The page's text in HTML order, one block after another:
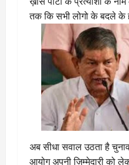
तक कि सभी लोगो के बदले के
अब सीधा सवाल उठता है
आयोग अपनी ज़िम्मेदारी को